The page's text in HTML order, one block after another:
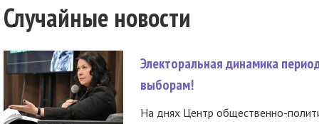
Случайные новости
Электоральная динамика
выборам!
На днях Центр общественно-